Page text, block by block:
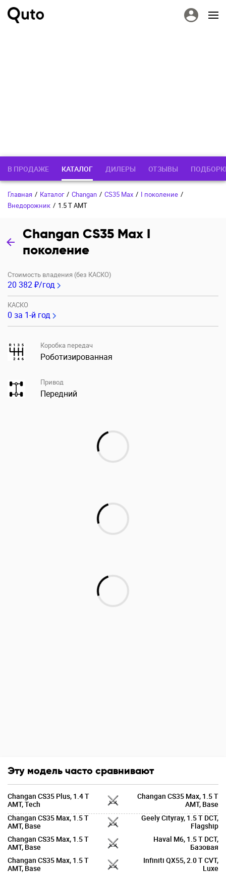
В ПРОДАЖЕ КАТАЛОГ ДИЛЕРЫ ОТЗЫВЫ
Главная / Каталог / Changan / CS35 Max / I поколение /
Внедорожник / 1.5 T AMT
Changan CS35 Max I
поколение
Стоимость владения (без КАСКО)
20 382 ₽/год
КАСКО
0 за 1-й год
Коробка передач
Роботизированная
Привод
Передний
Эту модель часто сравнивают
Changan CS35 Plus, 1.4 T
AMT, Tech
Changan CS35 Max, 1.5 T
AMT, Base
Changan CS35 Max, 1.5 T
AMT, Base
Geely Cityray, 1.5 T DCT,
Flagship
Changan CS35 Max, 1.5 T
AMT, Base
Haval M6, 1.5 T DCT,
Базовая
Changan CS35 Max, 1.5 T
AMT, Base
Infiniti QX55, 2.0 T CVT,
Luxe